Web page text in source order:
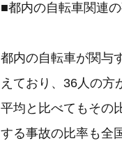
■都内の自転車関連
都内の自転車が関与
えており、36人の方
平均と比べてもその
する事故の比率も全